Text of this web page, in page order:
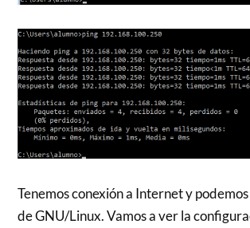
Tenemos conexión a Internet y
de GNU/Linux. Vamos a ver la